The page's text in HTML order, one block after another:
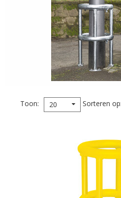
Toon 20 Sorteren op